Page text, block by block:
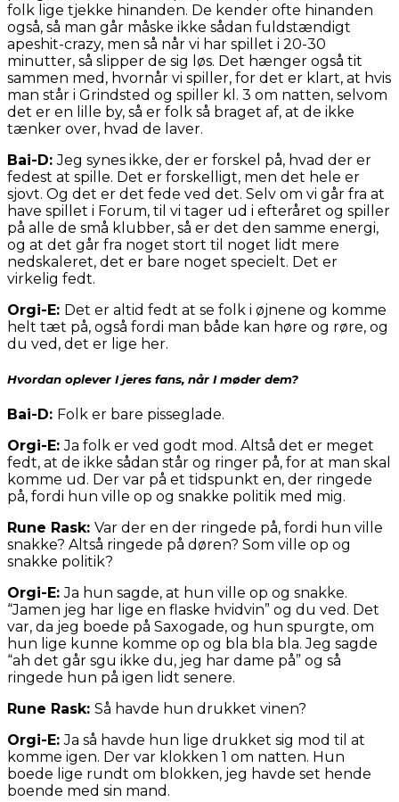
folk lige tjekke hinanden. De kender ofte hinanden
også, så man går måske ikke sådan fuldstændigt
apeshit-crazy, men så når vi har spillet i 20-30
minutter, så slipper de sig løs. Det hænger også tit
sammen med, hvornår vi spiller, for det er klart, at hvis
man står i Grindsted og spiller kl. 3 om natten, selvom
det er en lille by, så er folk så braget af, at de ikke
tænker over, hvad de laver.
Bai-D:Jeg synes ikke, der er forskel på, hvad der er
fedest at spille. Det er forskelligt, men det hele er
sjovt. Og det er det fede ved det. Selv om vi går fra at
have spillet i Forum, til vi tager ud i efteråret og spiller
på alle de små klubber, så er det den samme energi,
og at det går fra noget stort til noget lidt mere
nedskaleret, det er bare noget specielt. Det er
virkelig fedt.
Orgi-E: Det er altid fedt at se folk i øjnene og komme
helt tæt på, også fordi man både kan høre og røre, og
du ved, det er lige her.
Hvordan oplever I jeres fans, når I møder dem?
Bai-D: Folk er bare pisseglade.
Orgi-E:Ja folk er ved godt mod. Altså det er meget
fedt, at de ikke sådan står og ringer på, for at man skal
komme ud. Der var på et tidspunkt en, der ringede
på, fordi hun ville op og snakke politik med mig.
Rune Rask: Var der en der ringede på, fordi hun ville
snakke? Altså ringede på døren? Som ville op og
snakke politik?
Orgi-E:Ja hun sagde, at hun ville op og snakke.
“Jamen jeg har lige en flaske hvidvin” og du ved. Det
var, da jeg boede på Saxogade, og hun spurgte, om
hun lige kunne komme op og bla bla bla. Jeg sagde
“ah det går sgu ikke du, jeg har dame på” og så
ringede hun på igen lidt senere.
Rune Rask: Så havde hun drukket vinen?
Orgi-E:Ja så havde hun lige drukket sig mod til at
komme igen. Der var klokken 1 om natten. Hun
boede lige rundt om blokken, jeg havde set hende
boende med sin mand.